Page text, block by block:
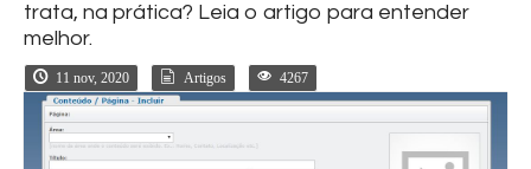
trata, na prática? Leia o artigo para entender
melhor.
11 nov, 2020 Artigos 4267